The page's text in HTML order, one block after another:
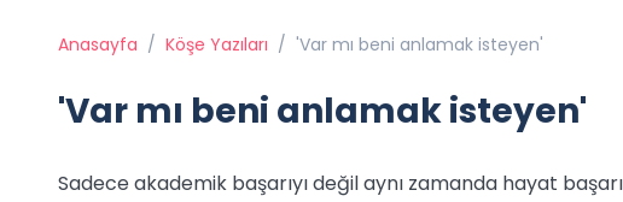
Anasayfa / Köşe Yazıları / 'Var mı beni anlamak isteyen'
'Var mı beni anlamak isteyen'
Sadece akademik başarıyı değil aynı zamanda hayat